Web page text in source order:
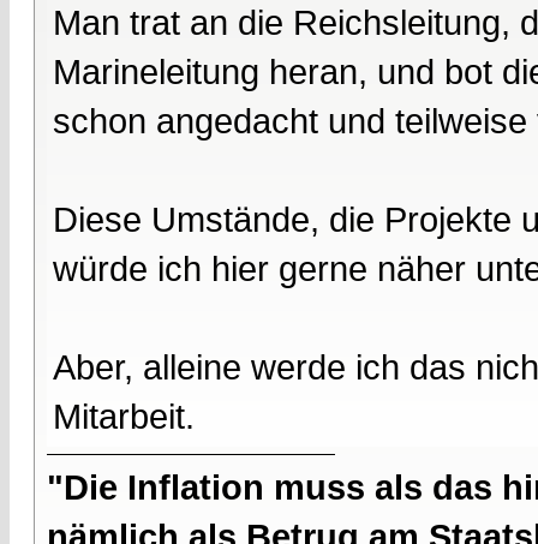
Man trat an die Reichsleitung,
Marineleitung heran, und bot
schon angedacht und
Diese Umstände, die Projekte
würde ich hier gerne näher
Aber, alleine werde ich das
Mitarbeit.
"Die Inflation muss als das
nämlich als Betrug am